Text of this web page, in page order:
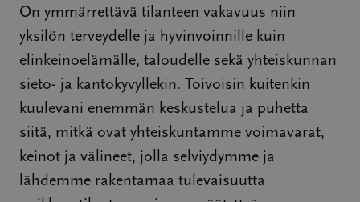
On ymmärrettävä tilanteen vakavuus niin
yksilön terveydelle ja hyvinvoinnille kuin
elinkeinoelämälle, taloudelle sekä yhteiskunnan
sieto- ja kantokyvyllekin. Toivoisin kuitenkin
kuulevani enemmän keskustelua ja puhetta
siitä, mitkä ovat yhteiskuntamme voimavarat,
keinot ja välineet, jolla selviydymme ja
lähdemme rakentamaa tulevaisuutta